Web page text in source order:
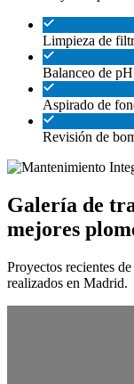
Limpieza de
Balanceo de
Aspirado de
Revisión de
Galería de
mejores
Proyectos recientes
realizados en Madrid.